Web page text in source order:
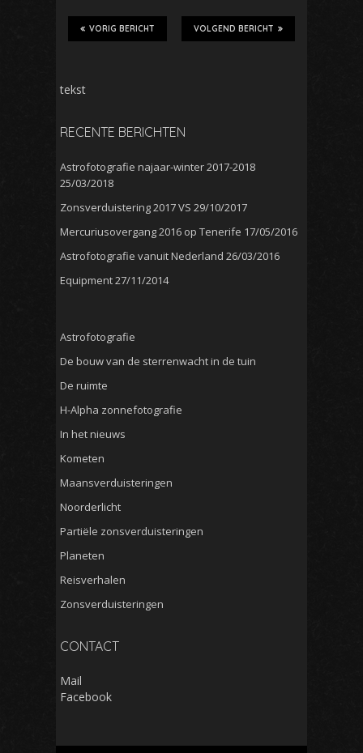
VOLGEND BERICHT
VORIG BERICHT
tekst
RECENTE BERICHTEN
Astrofotografie najaar-winter 2017-2018
25/03/2018
Zonsverduistering 2017 VS 29/10/2017
Mercuriusovergang 2016 op Tenerife 17/05/2016
Astrofotografie vanuit Nederland 26/03/2016
Equipment27/11/2014
Astrofotografie
De bouw van de sterrenwacht in de tuin
De ruimte
H-Alpha zonnefotografie
In het nieuws
Kometen
Maansverduisteringen
Noorderlicht
Partiële zonsverduisteringen
Planeten
Reisverhalen
Zonsverduisteringen
CONTACT
Mail
Facebook